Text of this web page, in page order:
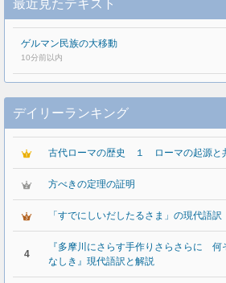
最近見たテキスト
ゲルマン民族の大移動
10分前以内
デイリーランキング
古代ローマの歴史 １ ローマの起源と
方べきの定理の証明
「すでにしいだしたるさま」の現代語訳
4
『多摩川にさらす手作りさらさらに 何
なしき』現代語訳と解説